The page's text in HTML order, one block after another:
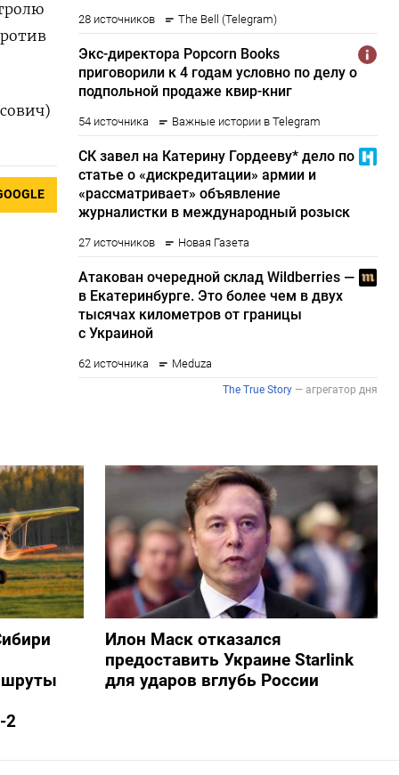
2
Илон Маск отказался
предоставить Украине Starlink
для ударов вглубь России